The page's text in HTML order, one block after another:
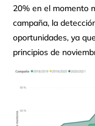
20% en el momento
campaña, la
oportunidades, ya
principios de